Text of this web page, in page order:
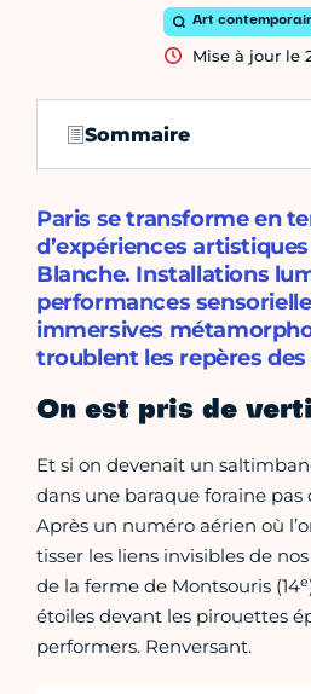
Art
Mise à jour le
Sommaire
Paris se transforme en
d’expériences
Blanche. Installations
performances
immersives
troublent les repères
On est pris de
Et si on devenait un
dans une baraque foraine pas
Après un numéro aérien où
tisser les liens invisibles de
de la ferme de Montsouris (14e
étoiles devant les pirouettes
performers. Renversant.